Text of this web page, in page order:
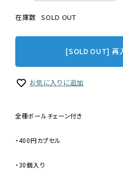
在庫数 SOLD OUT
[SOLD OUT] 再
お気に入りに追加
全種ボールチェーン付き
・400円カプセル
・30個入り